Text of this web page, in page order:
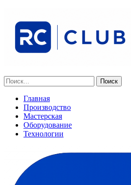
Главная
Производство
Мастерская
Оборудование
Технологии